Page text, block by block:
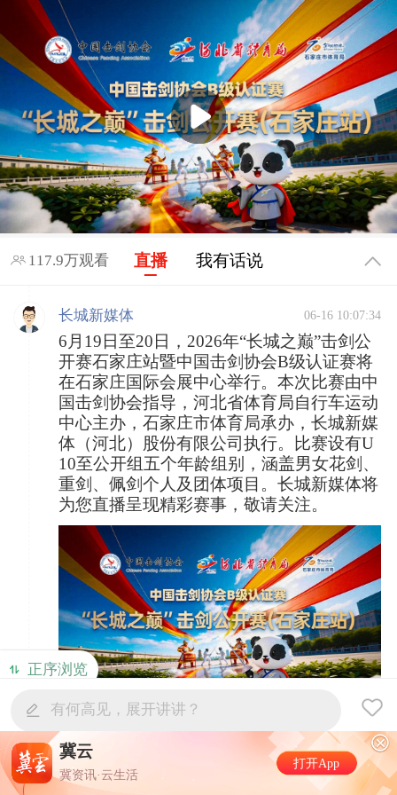
直播 我有话说
长城新媒体 06-16 10:07:34
6月19日至20日，2026年“长城之巅”击剑公
开赛石家庄站暨中国击剑协会B级认证赛将
在石家庄国际会展中心举行。本次比赛由中
国击剑协会指导，河北省体育局自行车运动
中心主办，石家庄市体育局承办，长城新媒
体（河北）股份有限公司执行。比赛设有U
10至公开组五个年龄组别，涵盖男女花剑、
重剑、佩剑个人及团体项目。长城新媒体将
为您直播呈现精彩赛事，敬请关注。
正序浏览
117.9万观看
有何高见，展开讲讲？
冀云
冀资讯·云生活
台风“白海豚”7日
打开App